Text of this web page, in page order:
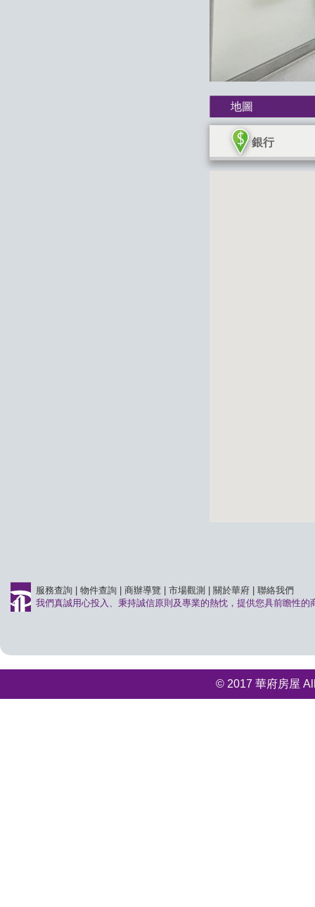
地圖
銀行
服務查詢 物件查詢 商辦導覽 市場觀測 關於華府
聯絡我們
我們真誠用心投入、秉持誠信原則及專業的熱忱，提供您具前瞻性的
© 2017 華府房屋